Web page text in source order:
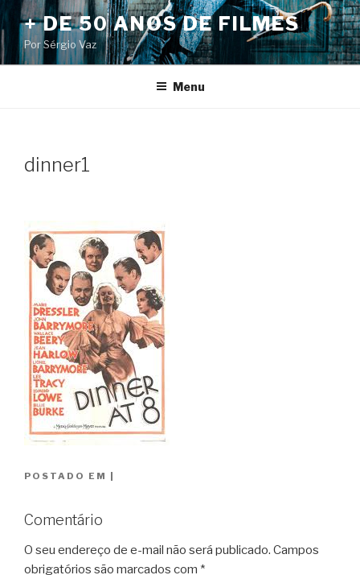
Pular
para
o
conteúdo
+ DE 50 ANOS DE FILMES
Por Sérgio Vaz
Menu
dinner1
POSTADO EM
Comentário
O seu endereço de e-mail não será publicado. Campos
obrigatórios são marcados com *